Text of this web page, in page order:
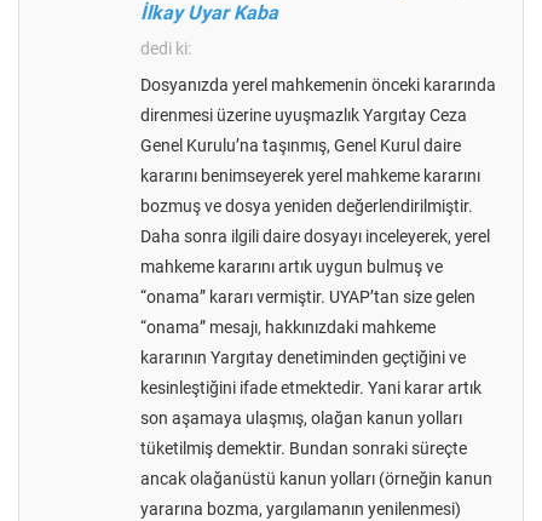
İlkay Uyar Kaba
dedi ki:
Dosyanızda yerel mahkemenin önceki kararında
direnmesi üzerine uyuşmazlık Yargıtay Ceza
Genel Kurulu’na taşınmış, Genel Kurul daire
kararını benimseyerek yerel mahkeme kararını
bozmuş ve dosya yeniden değerlendirilmiştir.
Daha sonra ilgili daire dosyayı inceleyerek, yerel
mahkeme kararını artık uygun bulmuş ve
“onama” kararı vermiştir. UYAP’tan size gelen
“onama” mesajı, hakkınızdaki mahkeme
kararının Yargıtay denetiminden geçtiğini ve
kesinleştiğini ifade etmektedir. Yani karar artık
son aşamaya ulaşmış, olağan kanun yolları
tüketilmiş demektir. Bundan sonraki süreçte
ancak olağanüstü kanun yolları (örneğin kanun
yararına bozma, yargılamanın yenilenmesi)